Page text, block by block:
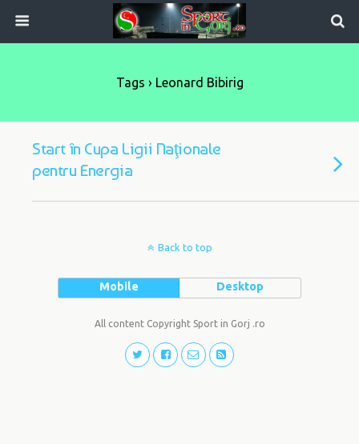
Tags › Leonard Bibirig
Start în Cupa Ligii Naţionale
pentru Energia
Back to top
Mobile Desktop
All content Copyright Sport in Gorj .ro